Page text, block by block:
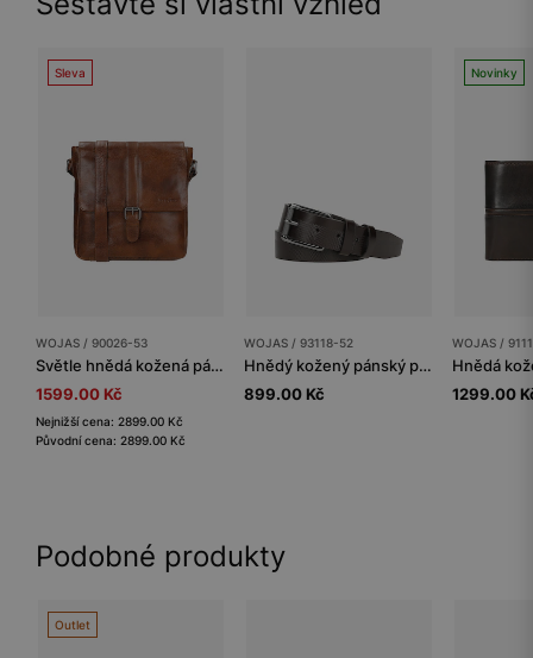
Sleva
WOJAS / 90026-53
Světle hnědá kožená pánská taška přes rameno
1599.00 Kč
Nejnižší cena: 2899.00 Kč
Původní cena: 2899.00 Kč
WOJAS / 93118-52
Hnědý kožený pánský pásek s raženým vzorem
899.00 Kč
Novinky
WOJAS /
1299.00
Podobné produkty
Outlet